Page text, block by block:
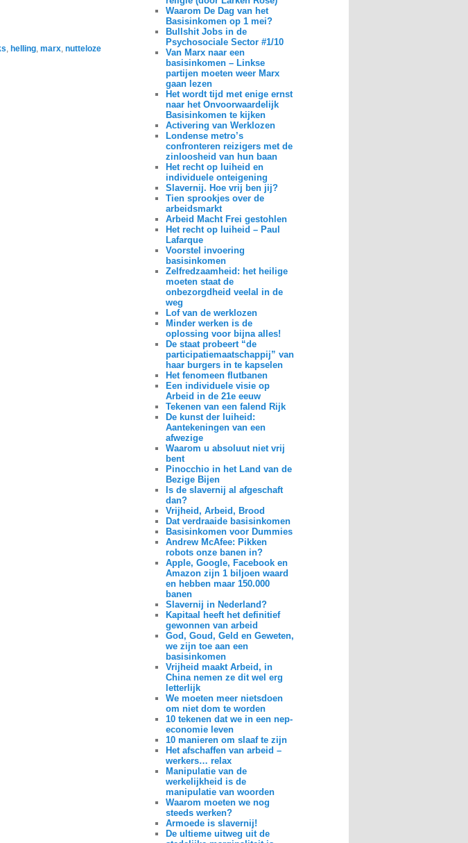
, helling, marx, nutteloze
Waarom De Dag van het
Basisinkomen op 1 mei?
Bullshit Jobs in de
Psychosociale Sector #1/10
Van Marx naar een
basisinkomen – Linkse
partijen moeten weer Marx
gaan lezen
Het wordt tijd met enige ernst
naar het Onvoorwaardelijk
Basisinkomen te kijken
Activering van Werklozen
Londense metro’s
confronteren reizigers met de
zinloosheid van hun baan
Het recht op luiheid en
individuele onteigening
Slavernij. Hoe vrij ben jij?
Tien sprookjes over de
arbeidsmarkt
Arbeid Macht Frei gestohlen
Het recht op luiheid – Paul
Lafarque
Voorstel invoering
basisinkomen
Zelfredzaamheid: het heilige
moeten staat de
onbezorgdheid veelal in de
weg
Lof van de werklozen
Minder werken is de
oplossing voor bijna alles!
De staat probeert “de
participatiemaatschappij” van
haar burgers in te kapselen
Het fenomeen flutbanen
Een individuele visie op
Arbeid in de 21e eeuw
Tekenen van een falend Rijk
De kunst der luiheid:
Aantekeningen van een
afwezige
Waarom u absoluut niet vrij
bent
Pinocchio in het Land van de
Bezige Bijen
Is de slavernij al afgeschaft
dan?
Vrijheid, Arbeid, Brood
Dat verdraaide basisinkomen
Basisinkomen voor Dummies
Andrew McAfee: Pikken
robots onze banen in?
Apple, Google, Facebook en
Amazon zijn 1 biljoen waard
en hebben maar 150.000
banen
Slavernij in Nederland?
Kapitaal heeft het definitief
gewonnen van arbeid
God, Goud, Geld en Geweten,
we zijn toe aan een
basisinkomen
Vrijheid maakt Arbeid, in
China nemen ze dit wel erg
letterlijk
We moeten meer nietsdoen
om niet dom te worden
10 tekenen dat we in een nep-
economie leven
10 manieren om slaaf te zijn
Het afschaffen van arbeid –
werkers… relax
Manipulatie van de
werkelijkheid is de
manipulatie van woorden
Waarom moeten we nog
steeds werken?
Armoede is slavernij!
De ultieme uitweg uit de